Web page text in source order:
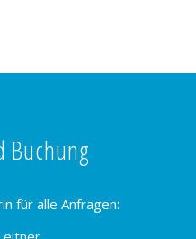
Buchung
für alle Anfragen: